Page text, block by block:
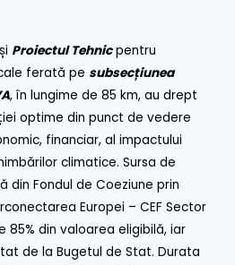
Proiectul Tehnicpentru
ferată pe subsecțiunea
, în lungime de 85 km, au drept
optime din punct de vedere
financiar, al impactului
climatice. Sursa de
din Fondul de Coeziune prin
Europei – CEF Sector
85% din valoarea eligibilă, iar
de la Bugetul de Stat. Durata